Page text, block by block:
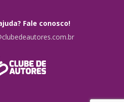
Fale conosco!